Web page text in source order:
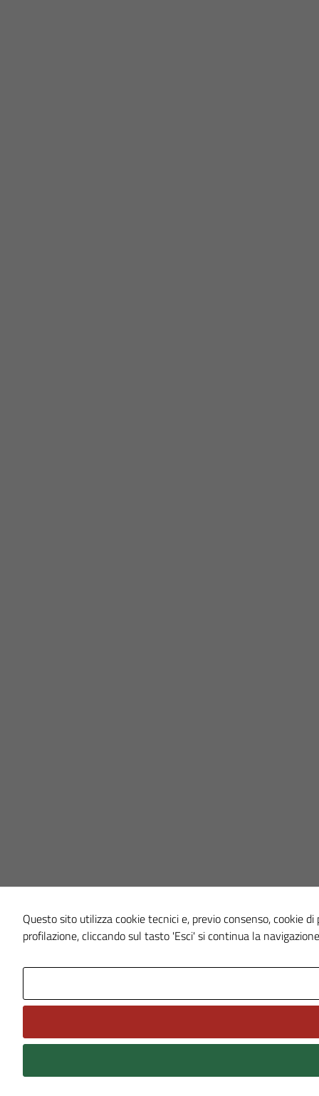
Questo sito utilizza cookie tecnici e, previo consenso, cookie
profilazione, cliccando sul tasto 'Esci' si continua la